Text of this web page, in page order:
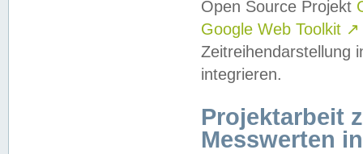
Open Source Projekt
Google Web Toolkit ↗
Zeitreihendarstellung
integrieren.
Projektarbeit
Messwerten